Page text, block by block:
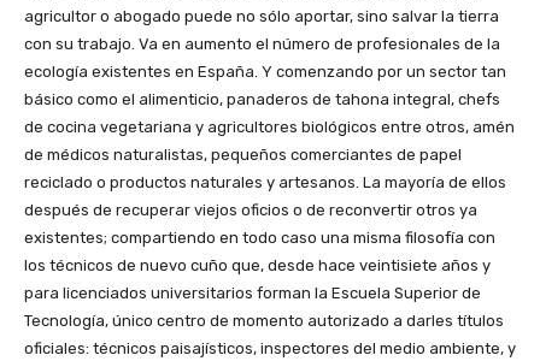
agricultor o abogado puede no sólo aportar, sino salvar la tierra
con su trabajo. Va en aumento el número de profesionales de la
ecología existentes en España. Y comenzando por un sector tan
básico como el alimenticio, panaderos de tahona integral, chefs
de cocina vegetariana y agricultores biológicos entre otros, amén
de médicos naturalistas, pequeños comerciantes de papel
reciclado o productos naturales y artesanos. La mayoría de ellos
después de recuperar viejos oficios o de reconvertir otros ya
existentes; compartiendo en todo caso una misma filosofía con
los técnicos de nuevo cuño que, desde hace veintisiete años y
para licenciados universitarios forman la Escuela Superior de
Tecnología, único centro de momento autorizado a darles títulos
oficiales: técnicos paisajísticos, inspectores del medio ambiente, y